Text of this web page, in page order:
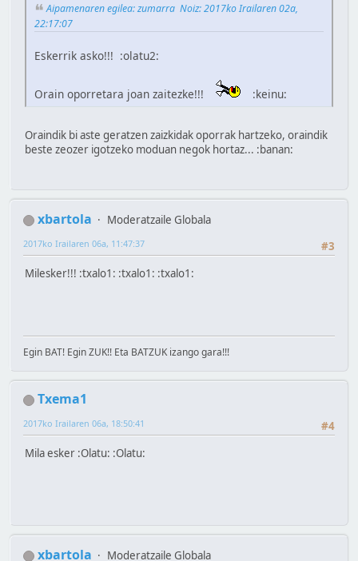
Aipamenaren egilea: zumarra Noiz: 2017ko Irailaren 02a,
22:17:07
Eskerrik asko!!! :olatu2:
Orain oporretara joan zaitezke!!! :keinu:
Oraindik bi aste geratzen zaizkidak oporrak hartzeko, oraindik
beste zeozer igotzeko moduan negok hortaz... :banan:
xbartola
Moderatzaile Globala
#3
2017ko Irailaren 06a, 11:47:37
Milesker!!! :txalo1: :txalo1: :txalo1:
Egin BAT! Egin ZUK!! Eta BATZUK izango gara!!!
Txema1
#4
2017ko Irailaren 06a, 18:50:41
Mila esker :Olatu: :Olatu:
xbartola Moderatzaile Globala